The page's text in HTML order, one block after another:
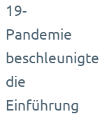
19-
Pandemie
beschleunigte
die
Einführung